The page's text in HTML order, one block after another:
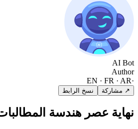
AI Bot
Author
EN · FR · AR
↗ مشاركة نسخ الرابط
نهاية عصر هندسة المطالبات